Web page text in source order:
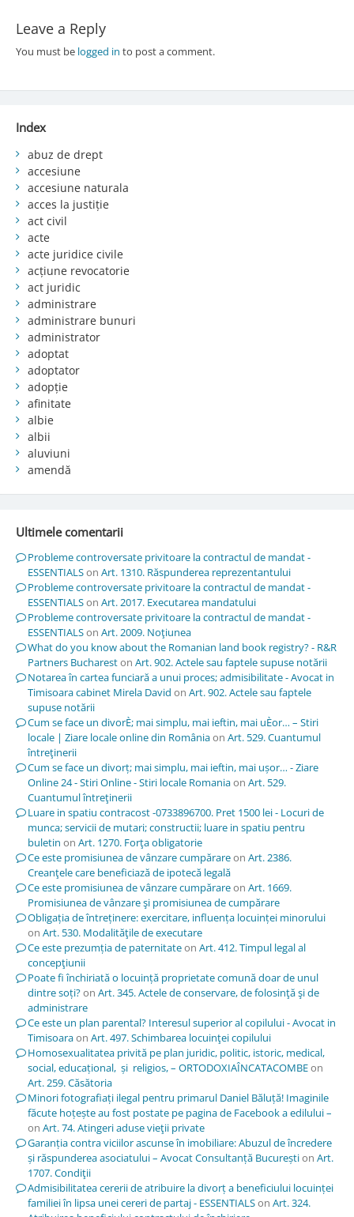
Leave a Reply
You must be logged in to post a comment.
Index
abuz de drept
accesiune
accesiune naturala
acces la justiție
act civil
acte
acte juridice civile
acțiune revocatorie
act juridic
administrare
administrare bunuri
administrator
adoptat
adoptator
adopție
afinitate
albie
albii
aluviuni
amendă
Ultimele comentarii
Probleme controversate privitoare la contractul de mandat -
ESSENTIALSon Art. 1310. Răspunderea reprezentantului
Probleme controversate privitoare la contractul de mandat -
ESSENTIALSon Art. 2017. Executarea mandatului
Probleme controversate privitoare la contractul de mandat -
ESSENTIALSon Art. 2009. Noţiunea
What do you know about the Romanian land book registry? - R&R
Partners Buchareston Art. 902. Actele sau faptele supuse notării
Notarea în cartea funciară a unui proces; admisibilitate - Avocat in
Timisoara cabinet Mirela David on Art. 902. Actele sau faptele
supuse notării
Cum se face un divorÈ; mai simplu, mai ieftin, mai uÈor… – Stiri
locale | Ziare locale online din Româniaon Art. 529. Cuantumul
întreţinerii
Cum se face un divorț; mai simplu, mai ieftin, mai ușor… - Ziare
Online 24 - Stiri Online - Stiri locale Romaniaon Art. 529.
Cuantumul întreţinerii
Luare in spatiu contracost -0733896700. Pret 1500 lei - Locuri de
munca; servicii de mutari; constructii; luare in spatiu pentru
buletin on Art. 1270. Forţa obligatorie
Ce este promisiunea de vânzare cumpărareon Art. 2386.
Creanţele care beneficiază de ipotecă legală
Ce este promisiunea de vânzare cumpărareon Art. 1669.
Promisiunea de vânzare şi promisiunea de cumpărare
Obligația de întreținere: exercitare, influența locuinței minorului
on Art. 530. Modalităţile de executare
Ce este prezumția de paternitateon Art. 412. Timpul legal al
concepţiunii
Poate fi închiriată o locuință proprietate comună doar de unul
dintre soți?on Art. 345. Actele de conservare, de folosinţă şi de
administrare
Ce este un plan parental? Interesul superior al copilului - Avocat in
Timisoaraon Art. 497. Schimbarea locuinţei copilului
Homosexualitatea privită pe plan juridic, politic, istoric, medical,
social, educațional, și religios, – ORTODOXIAÎNCATACOMBEon
Art. 259. Căsătoria
Minori fotografiați ilegal pentru primarul Daniel Băluță! Imaginile
făcute hoțește au fost postate pe pagina de Facebook a edilului –
on Art. 74. Atingeri aduse vieţii private
Garanția contra viciilor ascunse în imobiliare: Abuzul de încredere
și răspunderea asociatului – Avocat Consultanță Bucureștion Art.
1707. Condiţii
Admisibilitatea cererii de atribuire la divorț a beneficiului locuinței
familiei în lipsa unei cereri de partaj - ESSENTIALSon Art. 324.